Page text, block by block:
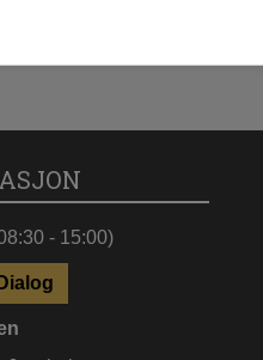
- 15:00)